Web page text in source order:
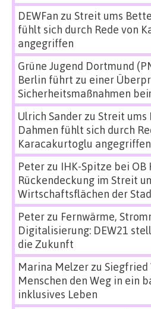
DEWFan zu Streit ums
fühlt sich durch Rede von
angegriffen
Grüne Jugend Dortmund
Berlin führt zu einer
Sicherheitsmaßnahmen
Ulrich Sanderzu Streit
Dahmen fühlt sich durch
Karacakurtoglu angegriffen
Peterzu IHK-Spitze bei OB
Rückendeckung im Streit
Wirtschaftsflächen der
Peterzu Fernwärme,
Digitalisierung: DEW21
die Zukunft
Marina Melzerzu
Menschen den Weg in ein
inklusives Leben